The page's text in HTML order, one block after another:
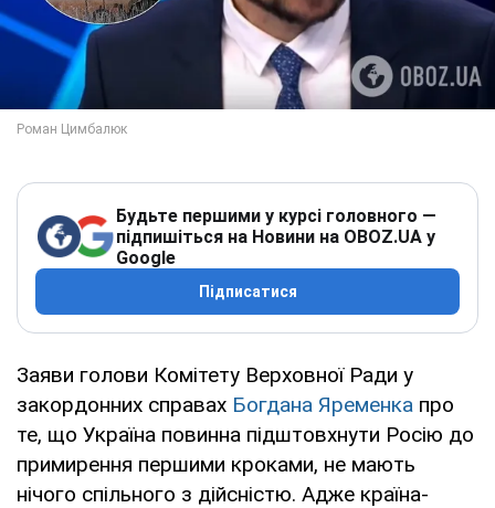
Будьте першими у курсі головного —
підпишіться на Новини на OBOZ.UA у
Google
Підписатися
Заяви голови Комітету Верховної Ради у
закордонних справах Богдана Яременка про
те, що Україна повинна підштовхнути Росію до
примирення першими кроками, не мають
нічого спільного з дійсністю. Адже країна-